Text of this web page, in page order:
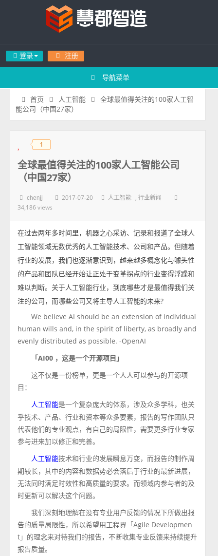
登录 注册
导航菜单
首页 人工智能
全球最值得关注的100家人工智
能公司（中国27家）
◆◆ 1
全球最值得关注的100家人工智能公司
（中国27家）
chenjj 2017-07-20 人工智能 ,行业新闻
34,186 views
在过去两年多时间里，机器之心采访、记录和报道了全球人
工智能领域无数优秀的人工智能技术、公司和产品。但随着
行业的发展，我们也逐渐意识到，越来越多概念化与噱头性
的产品和团队已经开始让正处于变革拐点的行业变得浮躁和
难以判断。关于人工智能行业，到底哪些才是最值得我们关
注的公司，而哪些公司又将主导人工智能的未来?
We believe AI should be an extension of individual
human wills and, in the spirit of liberty, as broadly and
evenly distributed as possible. -OpenAI
「AI00 ，这是一个开源项目」
这不仅是一份榜单，更是一个人人可以参与的开源项
目：
人工智能是一个复杂庞大的体系，涉及众多学科，也关
乎技术、产品、行业和资本等众多要素，报告的写作团队只
代表他们的专业观点，有自己的局限性，需要更多行业专家
参与进来加以修正和完善。
人工智能技术和行业的发展瞬息万变，而报告的制作周
期较长，其中的内容和数据势必会落后于行业的最新进展，
无法同时满足时效性和高质量的要求。而领域内参与者的及
时更新可以解决这个问题。
我们深刻地理解在没有专业用户反馈的情况下所做出报
告的质量局限性，所以希望用工程界「Agile Developmen
t」的理念来对待我们的报告，不断收集专业反馈来持续提升
报告质量。